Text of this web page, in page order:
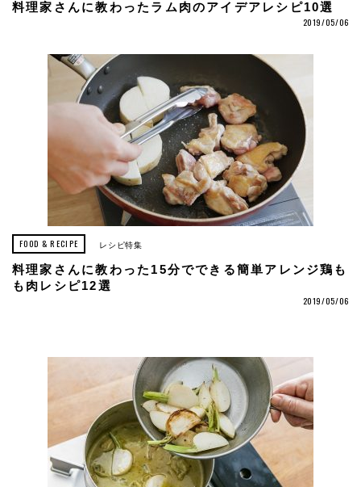
料理家さんに教わったラム肉のアイデアレシピ10選
2019/05/06
FOOD & RECIPE レシピ特集
料理家さんに教わった15分でできる簡単アレンジ鶏も
も肉レシピ12選
2019/05/06